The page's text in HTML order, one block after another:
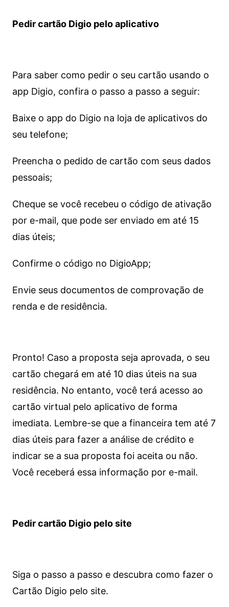
Pedir cartão Digio pelo aplicativo
Para saber como pedir o seu cartão usando o
app Digio, confira o passo a passo a seguir:
Baixe o app do Digio na loja de aplicativos do
seu telefone;
Preencha o pedido de cartão com seus dados
pessoais;
Cheque se você recebeu o código de ativação
por e-mail, que pode ser enviado em até 15
dias úteis;
Confirme o código no DigioApp;
Envie seus documentos de comprovação de
renda e de residência.
Pronto! Caso a proposta seja aprovada, o seu
cartão chegará em até 10 dias úteis na sua
residência. No entanto, você terá acesso ao
cartão virtual pelo aplicativo de forma
imediata. Lembre-se que a financeira tem até 7
dias úteis para fazer a análise de crédito e
indicar se a sua proposta foi aceita ou não.
Você receberá essa informação por e-mail.
Pedir cartão Digio pelo site
Siga o passo a passo e descubra como fazer o
Cartão Digio pelo site.